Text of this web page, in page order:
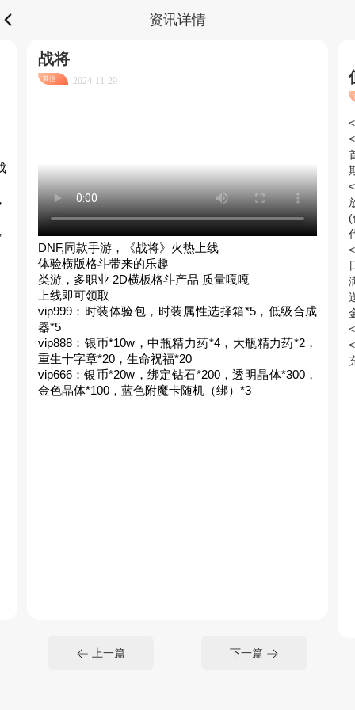
资讯详情
战将
其他 2024-11-29
DNF,同款手游，《战将》火热上线
体验横版格斗带来的乐趣
类游，多职业 2D横板格斗产品 质量嘎嘎
上线即可领取
vip999：时装体验包，时装属性选择箱*5，低级合成
器*5
vip888：银币*10w，中瓶精力药*4，大瓶精力药*2，
重生十字章*20，生命祝福*20
vip666：银币*20w，绑定钻石*200，透明晶体*300，
金色晶体*100，蓝色附魔卡随机（绑）*3
上一篇 下一篇